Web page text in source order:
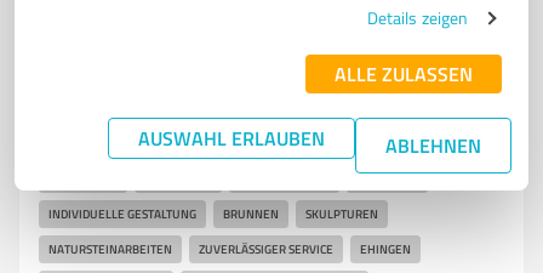
Details zeigen
ALLE ZULASSEN
AUSWAHL ERLAUBEN ABLEHNEN
STEINMETZ
INDIVIDUELLE GESTALTUNG BRUNNEN SKULPTUREN
NATURSTEINARBEITEN ZUVERLÄSSIGER SERVICE EHINGEN